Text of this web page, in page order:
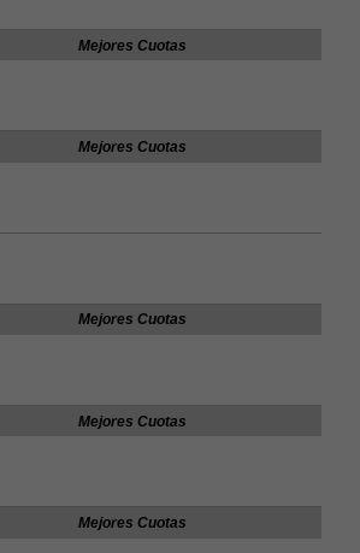
Mejores Cuotas
Mejores Cuotas
Mejores Cuotas
Mejores Cuotas
Mejores Cuotas